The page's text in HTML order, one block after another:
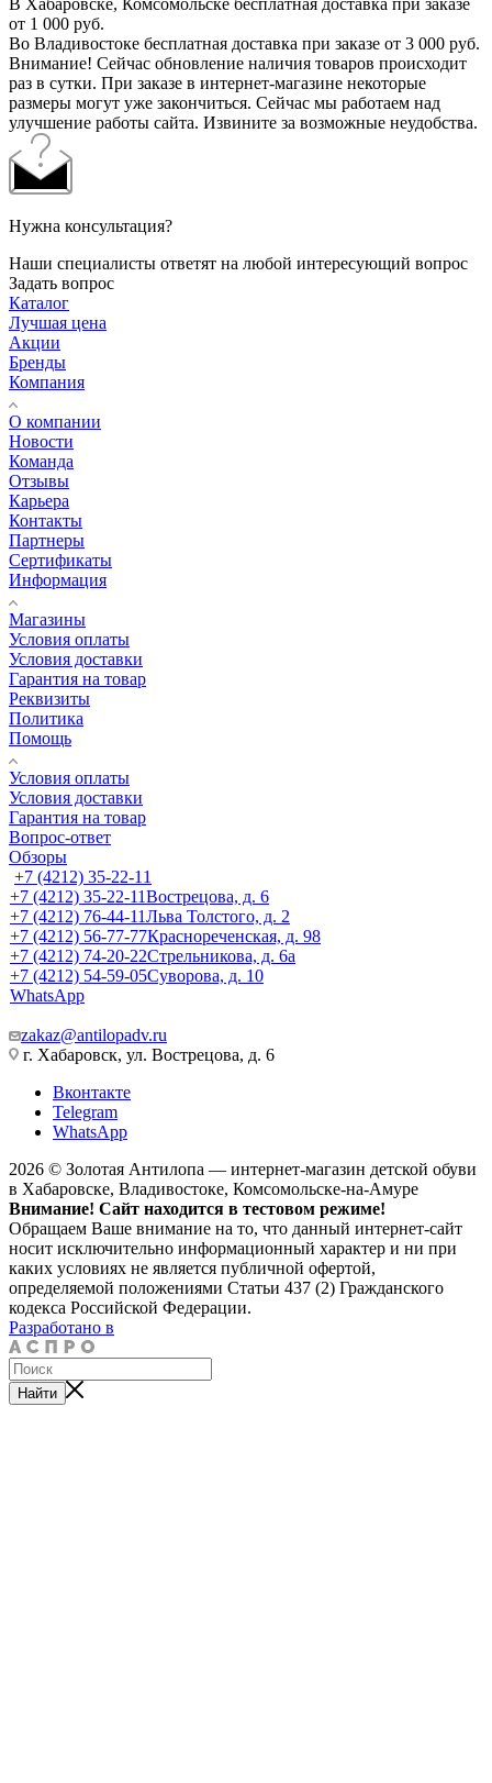
от 1 000 руб.
Во Владивостоке бесплатная доставка при заказе от 3 000 руб.
Внимание! Сейчас обновление наличия товаров происходит
раз в сутки. При заказе в интернет-магазине некоторые
размеры могут уже закончиться. Сейчас мы работаем над
улучшение работы сайта. Извините за возможные неудобства.
Нужна консультация?
Наши специалисты ответят на любой интересующий вопрос
Задать вопрос
Каталог
Лучшая цена
Акции
Бренды
Компания
О компании
Новости
Команда
Отзывы
Карьера
Контакты
Партнеры
Сертификаты
Информация
Магазины
Условия оплаты
Условия доставки
Гарантия на товар
Реквизиты
Политика
Помощь
Условия оплаты
Условия доставки
Гарантия на товар
Вопрос-ответ
Обзоры
+7 (4212) 35-22-11
+7 (4212) 35-22-11Вострецова, д. 6
+7 (4212) 76-44-11Льва Толстого, д. 2
+7 (4212) 56-77-77Краснореченская, д. 98
+7 (4212) 74-20-22Стрельникова, д. 6а
+7 (4212) 54-59-05Суворова, д. 10
WhatsApp
zakaz@antilopadv.ru
г. Хабаровск, ул. Вострецова, д. 6
Вконтакте
Telegram
WhatsApp
2026 © Золотая Антилопа — интернет-магазин детской обуви
в Хабаровске, Владивостоке, Комсомольске-на-Амуре
Внимание! Сайт находится в тестовом режиме!
Обращаем Ваше внимание на то, что данный интернет-сайт
носит исключительно информационный характер и ни при
каких условиях не является публичной офертой,
определяемой положениями Статьи 437 (2) Гражданского
кодекса Российской Федерации.
Разработано в
Найти